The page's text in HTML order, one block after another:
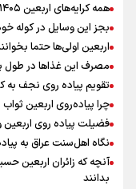
رابطه
زوجیت
اقتدار
ماندگار
اینفو برنا /
همه کرایه‌های اربعین ۱۴۰۵ از مرز تا نجف و کربلا
بجز این وسایل در کوله خود برای
اربعین اولی‌ها حتما
مصرف این غذاها در طول
تقویم پیاده روی نجف به کربلا اربعین
چرا پیاده‌روی اربعین ثواب
فضیلت پیاده روی
نگاه اهل‌سنت عراق به
بدانند